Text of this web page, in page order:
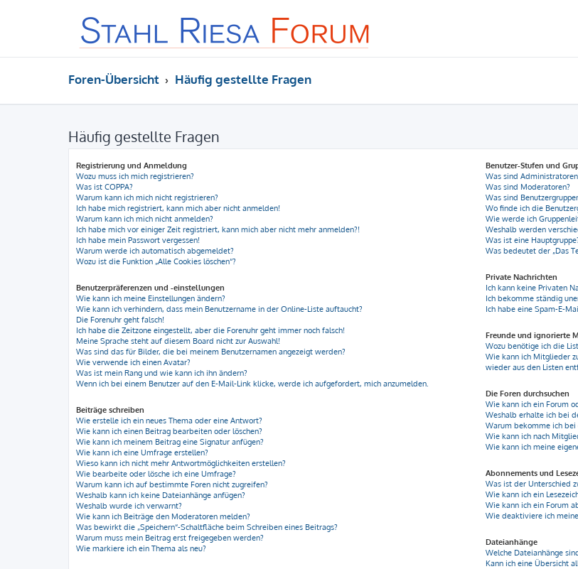
Foren-Übersicht Häufig gestellte Fragen
Häufig gestellte Fragen
Registrierung und Anmeldung
Wozu muss ich mich registrieren?
Was ist COPPA?
Warum kann ich mich nicht registrieren?
Ich habe mich registriert, kann mich aber nicht anmelden!
Warum kann ich mich nicht anmelden?
Ich habe mich vor einiger Zeit registriert, kann mich aber nicht mehr anmelden?!
Ich habe mein Passwort vergessen!
Warum werde ich automatisch abgemeldet?
Wozu ist die Funktion „Alle Cookies löschen“?
Benutzerpräferenzen und -einstellungen
Wie kann ich meine Einstellungen ändern?
Wie kann ich verhindern, dass mein Benutzername in der Online-Liste auftaucht?
Die Forenuhr geht falsch!
Ich habe die Zeitzone eingestellt, aber die Forenuhr geht immer noch falsch!
Meine Sprache steht auf diesem Board nicht zur Auswahl!
Was sind das für Bilder, die bei meinem Benutzernamen angezeigt werden?
Wie verwende ich einen Avatar?
Was ist mein Rang und wie kann ich ihn ändern?
Wenn ich bei einem Benutzer auf den E-Mail-Link klicke, werde ich aufgefordert, mich anzumelden.
Beiträge schreiben
Wie erstelle ich ein neues Thema oder eine Antwort?
Wie kann ich einen Beitrag bearbeiten oder löschen?
Wie kann ich meinem Beitrag eine Signatur anfügen?
Wie kann ich eine Umfrage erstellen?
Wieso kann ich nicht mehr Antwortmöglichkeiten erstellen?
Wie bearbeite oder lösche ich eine Umfrage?
Warum kann ich auf bestimmte Foren nicht zugreifen?
Weshalb kann ich keine Dateianhänge anfügen?
Weshalb wurde ich verwarnt?
Wie kann ich Beiträge den Moderatoren melden?
Was bewirkt die „Speichern“-Schaltfläche beim Schreiben eines Beitrags?
Warum muss mein Beitrag erst freigegeben werden?
Wie markiere ich ein Thema als neu?
Benutzer-Stufen und
Was sind
Was sind Moderatoren?
Was sind
Wo finde ich die
Wie werde ich
Weshalb werden
Was ist eine
Was bedeutet der „Das
Private Nachrichten
Ich kann keine Privaten
Ich bekomme ständig
Ich habe eine Spam-E-
Freunde und ignorierte
Wozu benötige ich die
Wie kann ich Mitglieder
wieder aus den Listen
Die Foren durchsuchen
Wie kann ich ein Forum
Weshalb erhalte ich bei
Warum bekomme ich bei
Wie kann ich nach
Wie kann ich meine
Abonnements und
Was ist der Unterschied
Wie kann ich ein
Wie kann ich ein Forum
Wie deaktiviere ich
Dateianhänge
Welche Dateianhänge
Kann ich eine Übersicht